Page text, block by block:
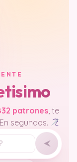
patrones, te
segundos.